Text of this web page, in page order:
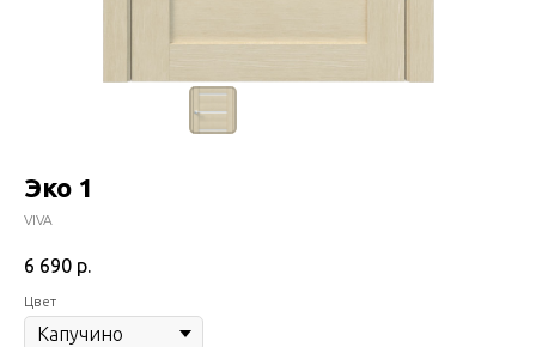
Эко 1
VIVA
6 690 р.
Цвет